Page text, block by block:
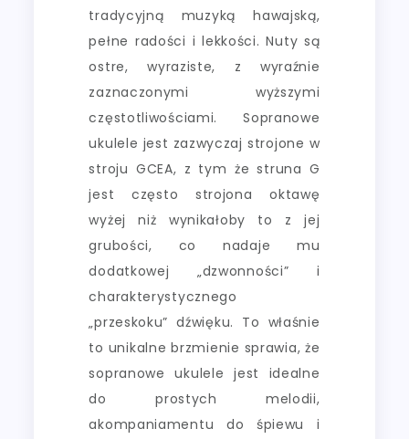
tradycyjną muzyką hawajską,
pełne radości i lekkości. Nuty są
ostre, wyraziste, z wyraźnie
zaznaczonymi wyższymi
częstotliwościami. Sopranowe
ukulele jest zazwyczaj strojone w
stroju GCEA, z tym że struna G
jest często strojona oktawę
wyżej niż wynikałoby to z jej
grubości, co nadaje mu
dodatkowej „dzwonności” i
charakterystycznego
„przeskoku” dźwięku. To właśnie
to unikalne brzmienie sprawia, że
sopranowe ukulele jest idealne
do prostych melodii,
akompaniamentu do śpiewu i